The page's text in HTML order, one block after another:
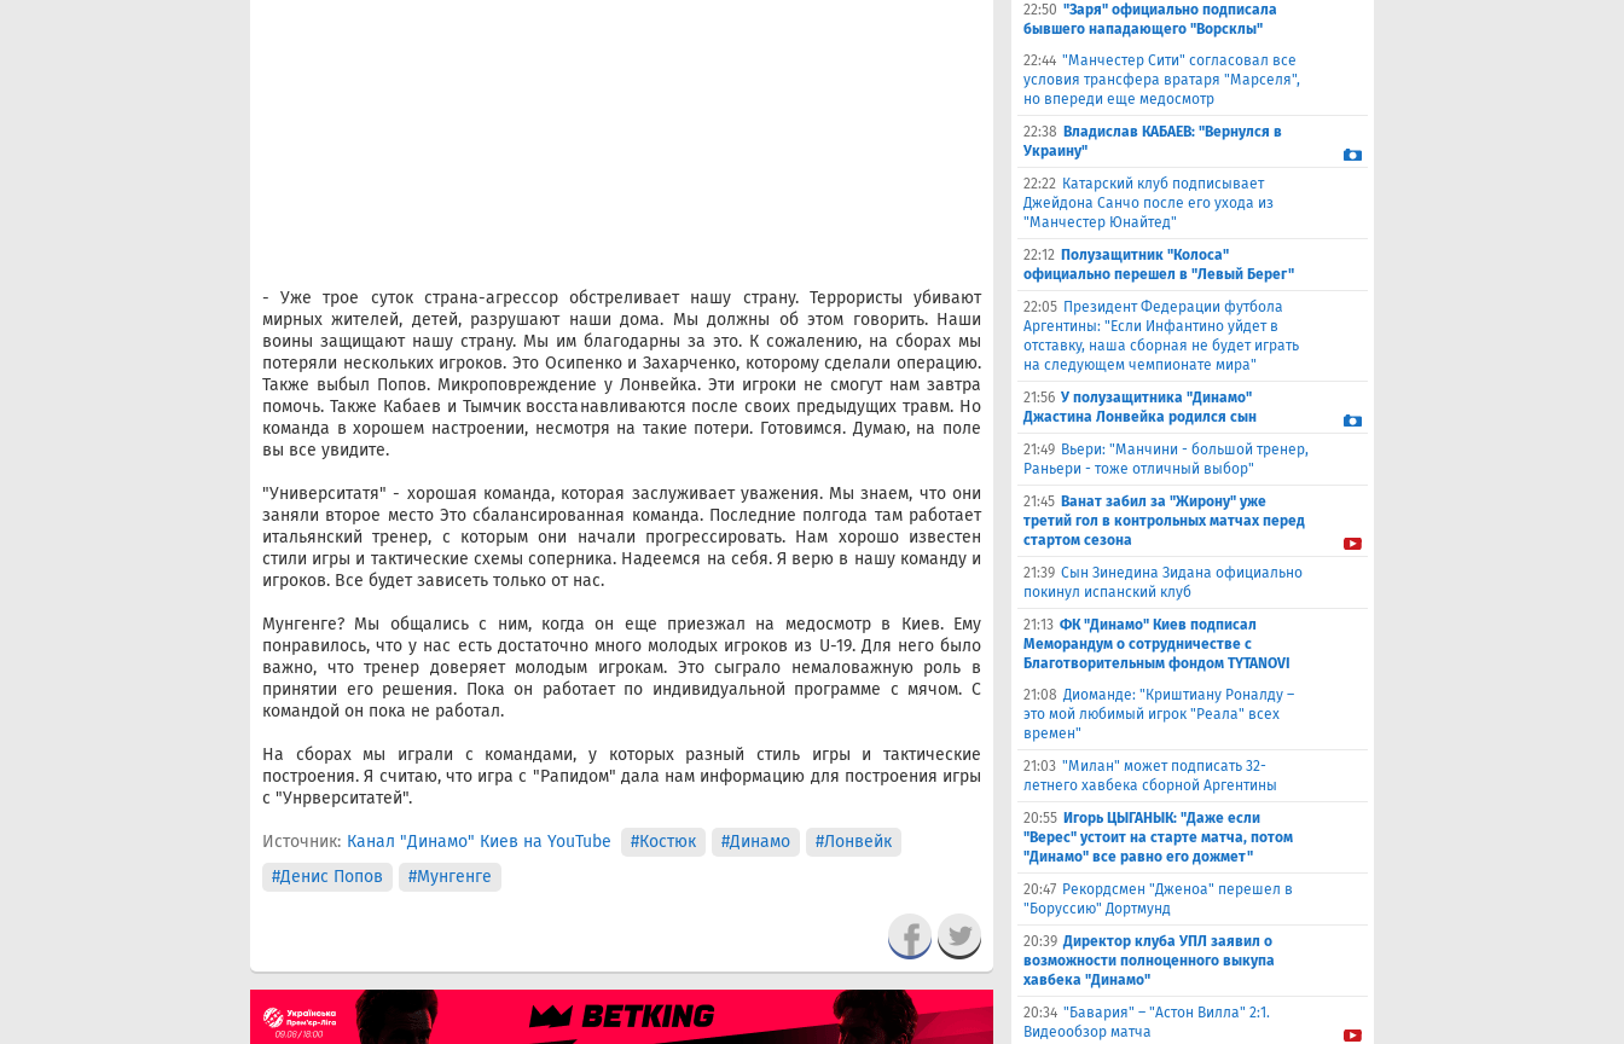
- Уже трое суток страна-агрессор обстреливает нашу страну. Террористы убивают
мирных жителей, детей, разрушают наши дома. Мы должны об этом говорить. Наши
воины защищают нашу страну. Мы им благодарны за это. К сожалению, на сборах мы
потеряли нескольких игроков. Это Осипенко и Захарченко, которому сделали операцию.
Также выбыл Попов. Микроповреждение у Лонвейка. Эти игроки не смогут нам завтра
помочь. Также Кабаев и Тымчик восстанавливаются после своих предыдущих травм. Но
команда в хорошем настроении, несмотря на такие потери. Готовимся. Думаю, на поле
вы все увидите.
"Университатя" - хорошая команда, которая заслуживает уважения. Мы знаем, что они
заняли второе место Это сбалансированная команда. Последние полгода там работает
итальянский тренер, с которым они начали прогрессировать. Нам хорошо известен
стили игры и тактические схемы соперника. Надеемся на себя. Я верю в нашу команду и
игроков. Все будет зависеть только от нас.
Мунгенге? Мы общались с ним, когда он еще приезжал на медосмотр в Киев. Ему
понравилось, что у нас есть достаточно много молодых игроков из U-19. Для него было
важно, что тренер доверяет молодым игрокам. Это сыграло немаловажную роль в
принятии его решения. Пока он работает по индивидуальной программе с мячом. С
командой он пока не работал.
На сборах мы играли с командами, у которых разный стиль игры и тактические
построения. Я считаю, что игра с "Рапидом" дала нам информацию для построения игры
с "Унрверситатей".
Источник: Канал "Динамо" Киев на YouTube #Костюк #Динамо
#Лонвейк
#Денис Попов
#Мунгенге
22:50 "Заря" официально подписала
бывшего нападающего "Ворсклы"
22:44 "Манчестер Сити" согласовал все
условия трансфера вратаря "Марселя",
но впереди еще медосмотр
22:38 Владислав КАБАЕВ: "Вернулся в
Украину"
22:22 Катарский клуб подписывает
Джейдона Санчо после его ухода из
"Манчестер Юнайтед"
22:12 Полузащитник "Колоса"
официально перешел в "Левый Берег"
22:05 Президент Федерации футбола
Аргентины: "Если Инфантино уйдет в
отставку, наша сборная не будет играть
на следующем чемпионате мира"
21:56 У полузащитника "Динамо"
Джастина Лонвейка родился сын
21:49 Вьери: "Манчини - большой тренер,
Раньери - тоже отличный выбор"
21:45 Ванат забил за "Жирону" уже
третий гол в контрольных матчах перед
стартом сезона
21:39 Сын Зинедина Зидана официально
покинул испанский клуб
21:13 ФК "Динамо" Киев подписал
Меморандум о сотрудничестве с
Благотворительным фондом TYTANOVI
21:08 Диоманде: "Криштиану Роналду –
это мой любимый игрок "Реала" всех
времен"
21:03 "Милан" может подписать 32-
летнего хавбека сборной Аргентины
20:55 Игорь ЦЫГАНЫК: "Даже если
"Верес" устоит на старте матча, потом
"Динамо" все равно его дожмет"
20:47 Рекордсмен "Дженоа" перешел в
"Боруссию" Дортмунд
20:39 Директор клуба УПЛ заявил о
возможности полноценного выкупа
хавбека "Динамо"
20:34 "Бавария" – "Астон Вилла" 2:1.
Видеообзор матча